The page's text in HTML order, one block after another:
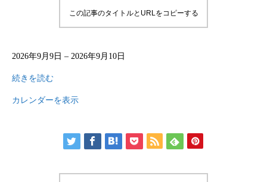
この記事のタイトルとURLをコピーする
店
休
2026年9月9日 – 2026年9月10日
続きを読む
カレンダーを表示